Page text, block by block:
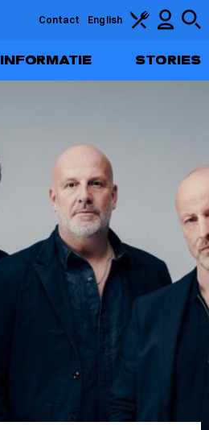
INFORMATIE STORIES
Contact English